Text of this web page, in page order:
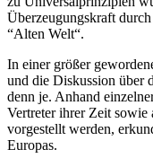
Überzeugungskraft
“Alten Welt“.
In einer größer
und die Diskussion über
denn je. Anhand
Vertreter ihrer Zeit sowie
vorgestellt werden,
Europas.